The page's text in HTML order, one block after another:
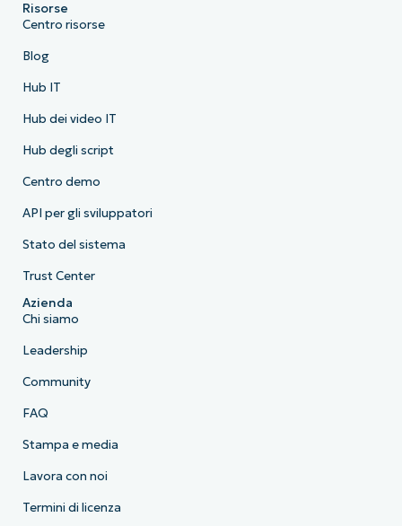
Risorse
Centro risorse
Blog
Hub IT
Hub dei video IT
Hub degli script
Centro demo
API per gli sviluppatori
Stato del sistema
Trust Center
Azienda
Chi siamo
Leadership
Community
FAQ
Stampa e media
Lavora con noi
Termini di licenza